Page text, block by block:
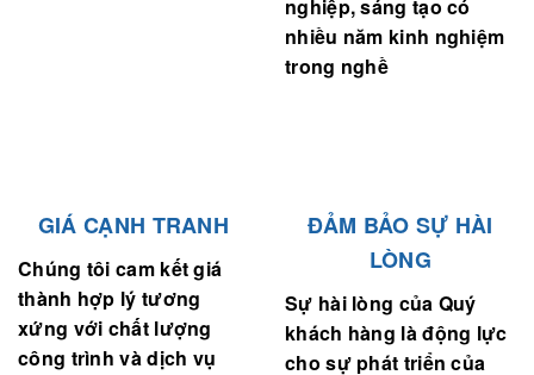
trong nghề
Chúng tôi cam kết giá
thành hợp lý tương
xứng với chất lượng
công trình và dịch vụ
LÒNG
Sự hài lòng của Quý
khách hàng là động lực
cho sự phát triển của
Hoàng Thành